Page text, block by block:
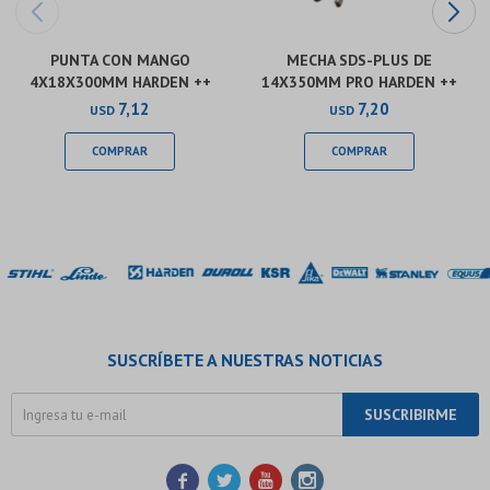
PUNTA CON MANGO
4X18X300MM HARDEN ++
USD 7,12
MECHA SDS-PLUS DE
14X350MM PRO HARDEN ++
USD 7,20
SUSCRÍBETE A NUESTRAS NOTICIAS
SUSCRIBIRME
   